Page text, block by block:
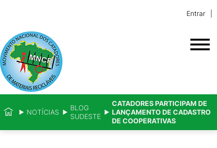
Entrar
NOTÍCIAS
BLOG
SUDESTE
CATADORES PARTICIPAM DE
LANÇAMENTO DE CADASTRO
DE COOPERATIVAS